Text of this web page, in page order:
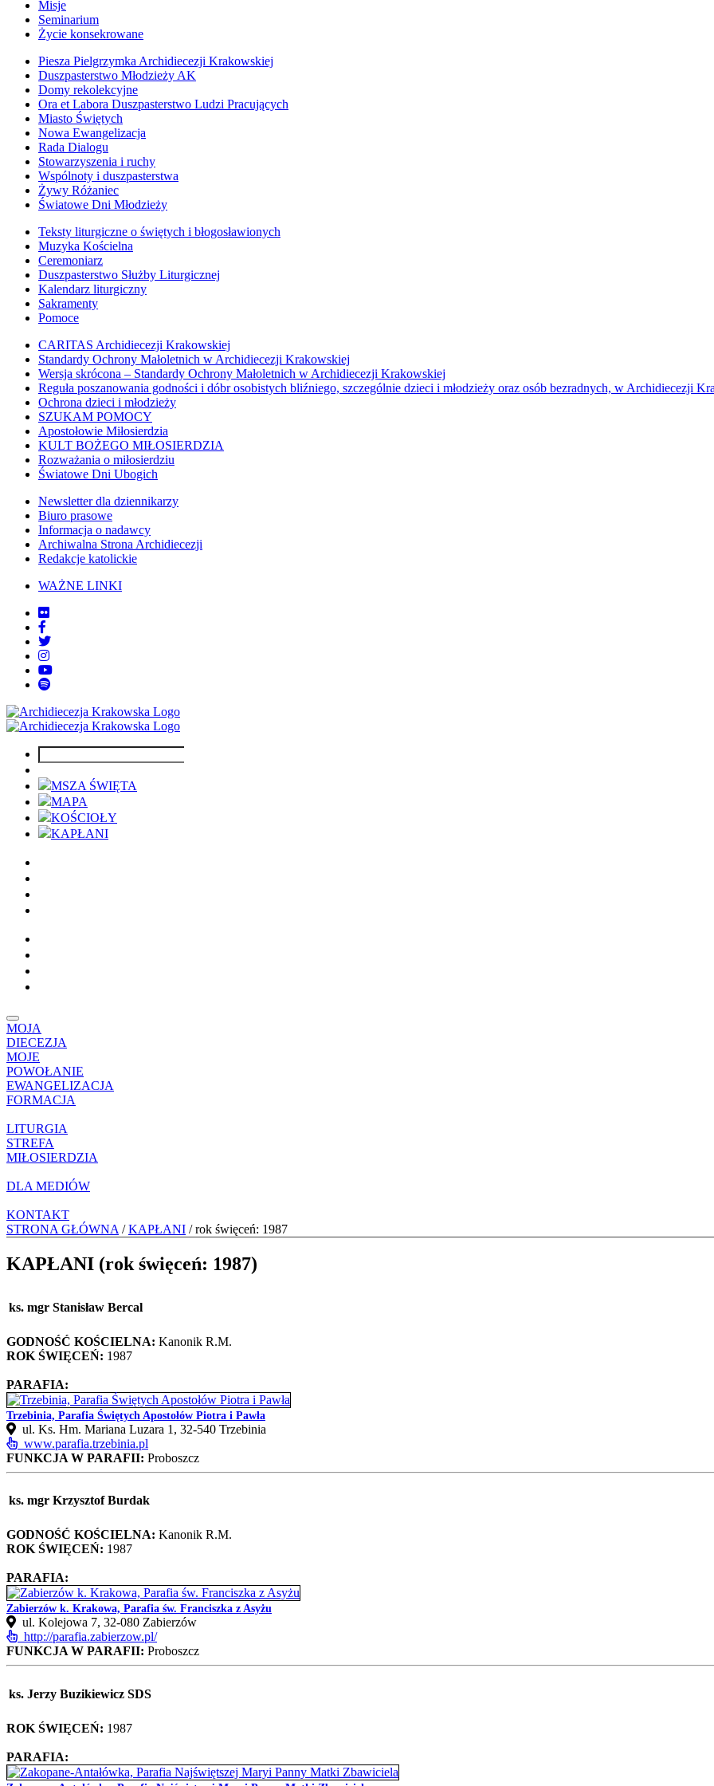
Misje
Seminarium
Życie konsekrowane
Piesza Pielgrzymka Archidiecezji Krakowskiej
Duszpasterstwo Młodzieży AK
Domy rekolekcyjne
Ora et Labora Duszpasterstwo Ludzi Pracujących
Miasto Świętych
Nowa Ewangelizacja
Rada Dialogu
Stowarzyszenia i ruchy
Wspólnoty i duszpasterstwa
Żywy Różaniec
Światowe Dni Młodzieży
Teksty liturgiczne o świętych i błogosławionych
Muzyka Kościelna
Ceremoniarz
Duszpasterstwo Służby Liturgicznej
Kalendarz liturgiczny
Sakramenty
Pomoce
CARITAS Archidiecezji Krakowskiej
Standardy Ochrony Małoletnich w Archidiecezji Krakowskiej
Wersja skrócona – Standardy Ochrony Małoletnich w Archidiecezji Krakowskiej
Reguła poszanowania godności i dóbr osobistych bliźniego, szczególnie dzieci i młodzieży oraz osób bezradnych, w Archidiecezji
Ochrona dzieci i młodzieży
SZUKAM POMOCY
Apostołowie Miłosierdzia
KULT BOŻEGO MIŁOSIERDZIA
Rozważania o miłosierdziu
Światowe Dni Ubogich
Newsletter dla dziennikarzy
Biuro prasowe
Informacja o nadawcy
Archiwalna Strona Archidiecezji
Redakcje katolickie
WAŻNE LINKI
MSZA ŚWIĘTA
MAPA
KOŚCIOŁY
KAPŁANI
MOJA
DIECEZJA
MOJE
POWOŁANIE
EWANGELIZACJA
FORMACJA
LITURGIA
STREFA
MIŁOSIERDZIA
DLA MEDIÓW
KONTAKT
STRONA GŁÓWNA /KAPŁANI / rok święceń: 1987
KAPŁANI (rok święceń: 1987)
ks. mgr Stanisław Bercal
GODNOŚĆ KOŚCIELNA: Kanonik R.M.
ROK ŚWIĘCEŃ: 1987
PARAFIA:
Trzebinia, Parafia Świętych Apostołów Piotra i Pawła
ul. Ks. Hm. Mariana Luzara 1, 32-540 Trzebinia
www.parafia.trzebinia.pl
FUNKCJA W PARAFII: Proboszcz
ks. mgr Krzysztof Burdak
GODNOŚĆ KOŚCIELNA: Kanonik R.M.
ROK ŚWIĘCEŃ: 1987
PARAFIA:
Zabierzów k. Krakowa, Parafia św. Franciszka z Asyżu
ul. Kolejowa 7, 32-080 Zabierzów
http://parafia.zabierzow.pl/
FUNKCJA W PARAFII: Proboszcz
ks. Jerzy Buzikiewicz SDS
ROK ŚWIĘCEŃ: 1987
PARAFIA: